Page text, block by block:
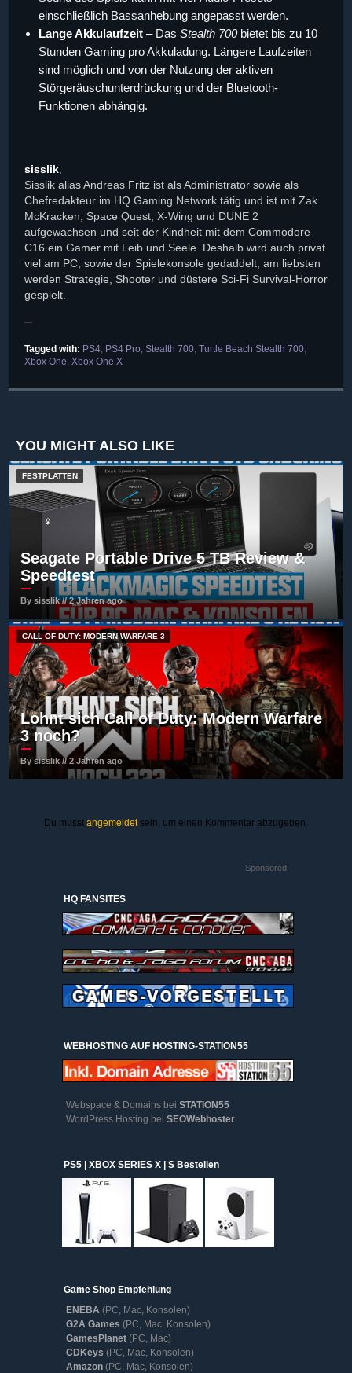
einschließlich Bassanhebung angepasst werden.
Lange Akkulaufzeit – Das Stealth 700bietet bis zu 10
Stunden Gaming pro Akkuladung. Längere Laufzeiten
sind möglich und von der Nutzung der aktiven
Störgeräuschunterdrückung und der Bluetooth-
Funktionen abhängig.
sisslik
Sisslik alias Andreas Fritz ist als Administrator sowie als
Chefredakteur im HQ Gaming Network tätig und ist mit Zak
McKracken, Space Quest, X-Wing und DUNE 2
aufgewachsen und seit der Kindheit mit dem Commodore
C16 ein Gamer mit Leib und Seele. Deshalb wird auch privat
viel am PC, sowie der Spielekonsole gedaddelt, am liebsten
werden Strategie, Shooter und düstere Sci-Fi Survival-Horror
gespielt.
Tagged with: PS4 PS4 Pro Stealth 700 Turtle Beach Stealth 700
Xbox One Xbox One X
YOU MIGHT ALSO LIKE
FESTPLATTEN
Seagate Portable Drive 5 TB Review &
Speedtest
By sisslik // 2 Jahren ago
CALL OF DUTY: MODERN WARFARE 3
Lohnt sich Call of Duty: Modern Warfare
3 noch?
By sisslik // 2 Jahren ago
Du musst angemeldetsein, um einen Kommentar abzugeben.
Sponsored
HQ FANSITES
WEBHOSTING AUF HOSTING-STATION55
Webspace & Domains bei STATION55
WordPress Hosting bei SEOWebhoster
PS5 | XBOX SERIES X | S Bestellen
Game Shop Empfehlung
ENEBA (PC, Mac, Konsolen)
G2A Games (PC, Mac, Konsolen)
GamesPlanet (PC, Mac)
CDKeys (PC, Mac, Konsolen)
Amazon (PC, Mac, Konsolen)